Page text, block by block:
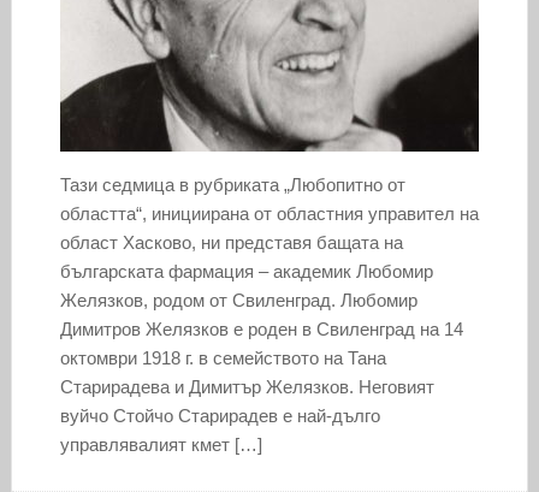
Тази седмица в рубриката „Любопитно от
областта“, инициирана от областния управител на
област Хасково, ни представя бащата на
българската фармация – академик Любомир
Желязков, родом от Свиленград. Любомир
Димитров Желязков е роден в Свиленград на 14
октомври 1918 г. в семейството на Тана
Старирадева и Димитър Желязков. Неговият
вуйчо Стойчо Старирадев е най-дълго
управлявалият кмет […]